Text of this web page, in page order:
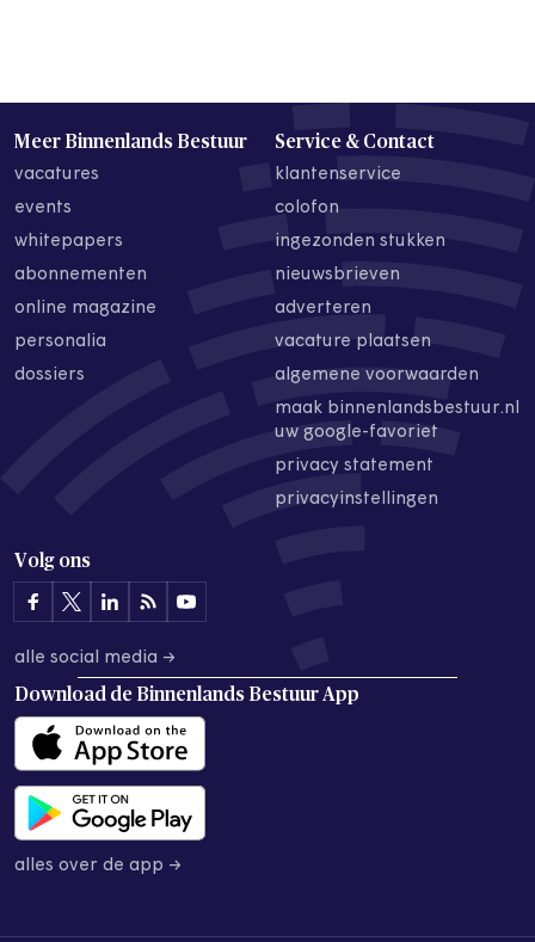
Meer Binnenlands Bestuur
vacatures
events
whitepapers
abonnementen
online magazine
personalia
dossiers
Service & Contact
klantenservice
colofon
ingezonden stukken
nieuwsbrieven
adverteren
vacature plaatsen
algemene voorwaarden
maak binnenlandsbestuur.nl
uw google-favoriet
privacy statement
privacyinstellingen
Volg ons
alle social media →
Download de Binnenlands Bestuur App
alles over de app →